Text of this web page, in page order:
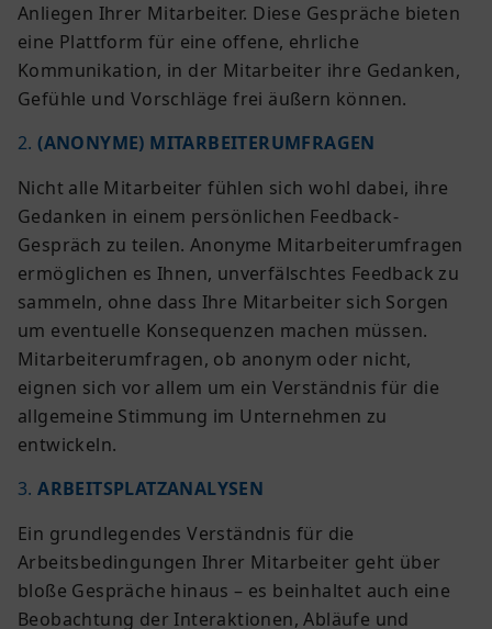
Anliegen Ihrer Mitarbeiter. Diese Gespräche bieten
eine Plattform für eine offene, ehrliche
Kommunikation, in der Mitarbeiter ihre Gedanken,
Gefühle und Vorschläge frei äußern können.
2.(ANONYME) MITARBEITERUMFRAGEN
Nicht alle Mitarbeiter fühlen sich wohl dabei, ihre
Gedanken in einem persönlichen Feedback-
Gespräch zu teilen. Anonyme Mitarbeiterumfragen
ermöglichen es Ihnen, unverfälschtes Feedback zu
sammeln, ohne dass Ihre Mitarbeiter sich Sorgen
um eventuelle Konsequenzen machen müssen.
Mitarbeiterumfragen, ob anonym oder nicht,
eignen sich vor allem um ein Verständnis für die
allgemeine Stimmung im Unternehmen zu
entwickeln.
3.ARBEITSPLATZANALYSEN
Ein grundlegendes Verständnis für die
Arbeitsbedingungen Ihrer Mitarbeiter geht über
bloße Gespräche hinaus – es beinhaltet auch eine
Beobachtung der Interaktionen, Abläufe und